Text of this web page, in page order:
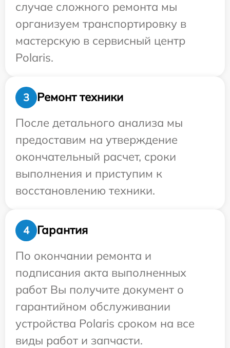
случае сложного ремонта мы
организуем транспортировку в
мастерскую в сервисный центр
Polaris.
3
Ремонт техники
После детального анализа мы
предоставим на утверждение
окончательный расчет, сроки
выполнения и приступим к
восстановлению техники.
4
Гарантия
По окончании ремонта и
подписания акта выполненных
работ Вы получите документ о
гарантийном обслуживании
устройства Polaris сроком на все
виды работ и запчасти.